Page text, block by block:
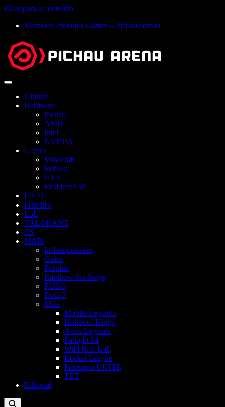
Pular para o conteúdo
Melhores Produtos Gamer – Pichau.com.br
Abrir
Últimas
Hardware
Pichau
AMD
Intel
NVIDIA
Games
Minecraft
Roblox
GTA
Resident Evil
EA FC
Free fire
LoL
VALORANT
CS
MAIS
Influenciadores
Guias
Fortnite
Rainbow Six Siege
PUBG
Dota 2
Mais
Mobile Legends
Honor of Kings
Apex Legends
Farlight 84
Wild Rift: LoL
Rocket League
Pokémon UNITE
TFT
Editorial
Buscar